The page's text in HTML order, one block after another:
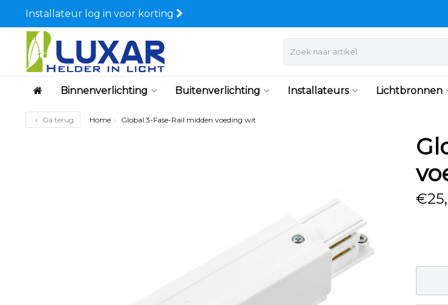
Installateur log in voor korting
Binnenverlichting Buitenverlichting Installateurs Lichtbronnen
Ga terug Home Global 3-Fase-Rail midden voeding wit
€